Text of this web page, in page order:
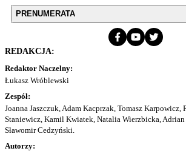
PRENUMERATA
REDAKCJA:
Redaktor Naczelny:
Łukasz Wróblewski
Zespół:
Joanna Jaszczuk, Adam Kacprzak, Tomasz Karpowicz,
Staniewicz, Kamil Kwiatek, Natalia Wierzbicka, Adrian
Sławomir Cedzyński.
Autorzy: